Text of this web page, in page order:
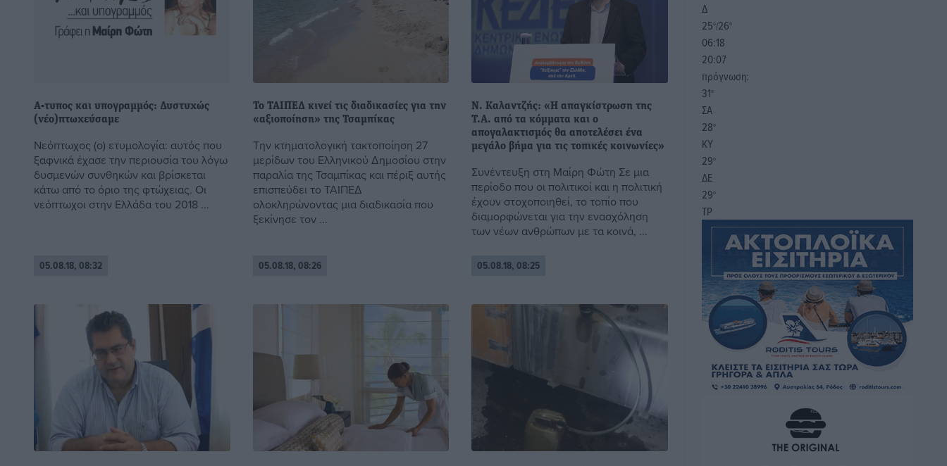
A-τυπος και υπογραμμός: Δυστυχώς
(νέο)πτωχεύσαμε
Νεόπτωχος (ο) ετυμολογία: αυτός που
ξαφνικά έχασε την περιουσία του λόγω
δυσμενών συνθηκών και βρίσκεται
κάτω από το όριο της φτώχειας. Οι
νεόπτωχοι στην Ελλάδα του 2018 ...
05.08.18, 08:32
Το ΤΑΙΠΕΔ κινεί τις διαδικασίες για την
«αξιοποίηση» της Τσαμπίκας
Την κτηματολογική τακτοποίηση 27
μερίδων του Ελληνικού Δημοσίου στην
παραλία της Τσαμπίκας και πέριξ αυτής
επισπεύδει το ΤΑΙΠΕΔ
ολοκληρώνοντας μια διαδικασία που
ξεκίνησε τον ...
05.08.18, 08:26
N. Kαλαντζής: «Η απαγκίστρωση της
Τ.Α. από τα κόμματα και ο
απογαλακτισμός θα αποτελέσει ένα
μεγάλο βήμα για τις τοπικές κοινωνίες»
Συνέντευξη στη Μαίρη Φώτη Σε μια
περίοδο που οι πολιτικοί και η πολιτική
έχουν στοχοποιηθεί, το τοπίο που
διαμορφώνεται για την ενασχόληση
των νέων ανθρώπων με τα κοινά, ...
05.08.18, 08:25
Δ
25°/26°
06:18
20:07
πρόγνωση:
31°
ΣΑ
28°
ΚΥ
29°
ΔΕ
29°
ΤΡ